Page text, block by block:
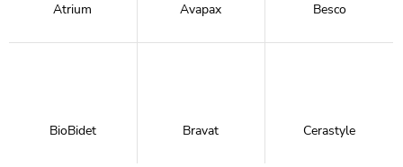
Atrium Avapax Besco
BioBidet Bravat Cerastyle